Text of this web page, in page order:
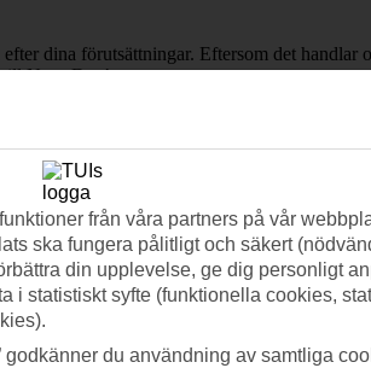
dina förutsättningar. Eftersom det handlar
till Nusa Dua!
från våra partners på vår
ska fungera pålitligt och säkert
din upplevelse, ge dig personligt
i statistiskt syfte (funktionella cookies,
godkänner du användning av samtliga